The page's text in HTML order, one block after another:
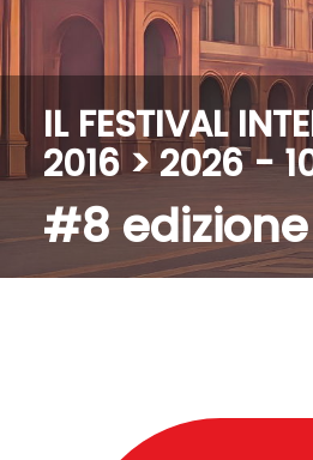
IL FESTIVAL
2016 > 2026 -
#8 edizione